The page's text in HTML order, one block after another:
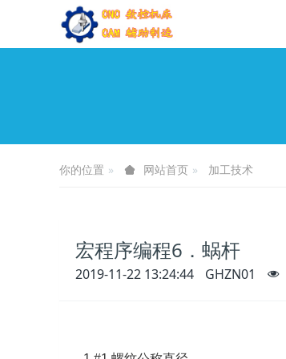
你的位置 网站首页 加工技术
宏程序编程6．蜗杆
2019-11-22 13:24:44 GHZN01